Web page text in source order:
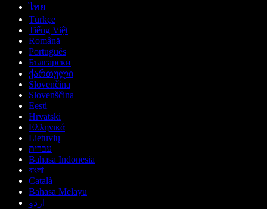
ไทย
Türkçe
Tiếng Việt
Română
Português
Български
ქართული
Slovenčina
Slovenščina
Eesti
Hrvatski
Ελληνικά
Lietuvių
עברית
Bahasa Indonesia
বাংলা
Català
Bahasa Melayu
اردو